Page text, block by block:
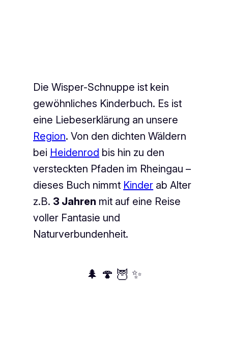
Die Wisper-Schnuppe ist kein
gewöhnliches Kinderbuch. Es ist
eine Liebeserklärung an unsere
Region. Von den dichten Wäldern
bei Heidenrod bis hin zu den
versteckten Pfaden im Rheingau –
dieses Buch nimmt Kinder ab Alter
z.B. 3 Jahren mit auf eine Reise
voller Fantasie und
Naturverbundenheit.
🌲 🍄 🦉 ✨